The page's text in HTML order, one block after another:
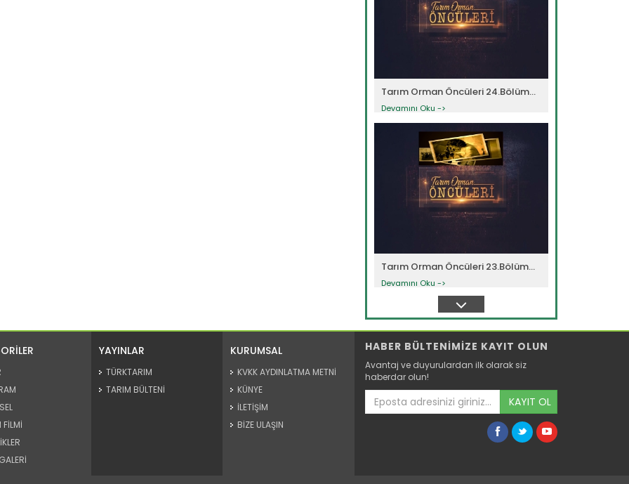
Tarım Orman Öncüleri 24.Bölüm...
Devamını Oku ->
Tarım Orman Öncüleri 23.Bölüm...
Devamını Oku ->
Tarım Orman Öncüleri 22.Bölüm...
FİLMİ
YAYINLAR
TÜRKTARIM
TARIM BÜLTENİ
KURUMSAL
KVKK AYDINLATMA METNİ
KÜNYE
İLETİŞİM
BİZE ULAŞIN
HABER BÜLTENİMİZE KAYIT OLUN
Avantaj ve duyurulardan ilk olarak siz
haberdar olun!
KAYIT OL